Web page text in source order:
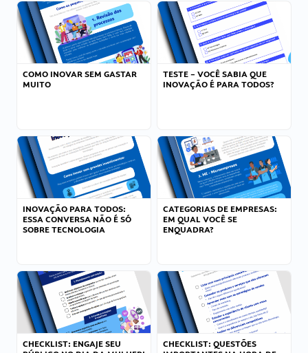
COMO INOVAR SEM GASTAR
MUITO
TESTE – VOCÊ SABIA QUE
INOVAÇÃO É PARA TODOS?
INOVAÇÃO PARA TODOS:
ESSA CONVERSA NÃO É SÓ
SOBRE TECNOLOGIA
CATEGORIAS DE EMPRESAS:
EM QUAL VOCÊ SE
ENQUADRA?
CHECKLIST: ENGAJE SEU
CHECKLIST: QUESTÕES